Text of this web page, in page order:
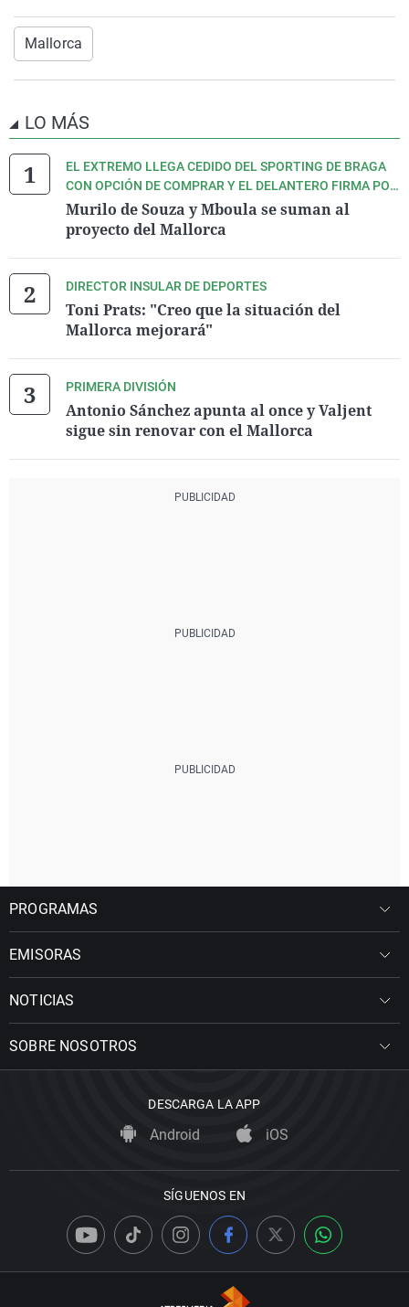
Mallorca
LO MÁS
EL EXTREMO LLEGA CEDIDO DEL SPORTING DE BRAGA
CON OPCIÓN DE COMPRAR Y EL DELANTERO FIRMA POR
4 TEMPORADAS
Murilo de Souza y Mboula se suman al
proyecto del Mallorca
DIRECTOR INSULAR DE DEPORTES
Toni Prats: "Creo que la situación del
Mallorca mejorará"
PRIMERA DIVISIÓN
Antonio Sánchez apunta al once y Valjent
sigue sin renovar con el Mallorca
PROGRAMAS
EMISORAS
NOTICIAS
SOBRE NOSOTROS
DESCARGA LA APP
Android iOS
SÍGUENOS EN